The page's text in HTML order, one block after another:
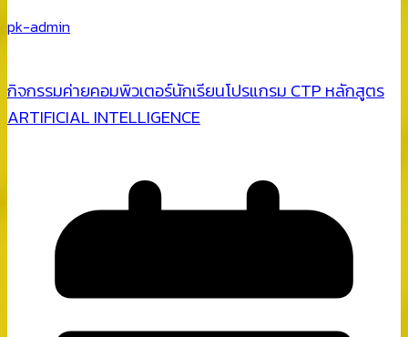
pk-admin
กิจกรรมค่ายคอมพิวเตอร์นักเรียนโปรแกรม CTP หลักสูตร
ARTIFICIAL INTELLIGENCE